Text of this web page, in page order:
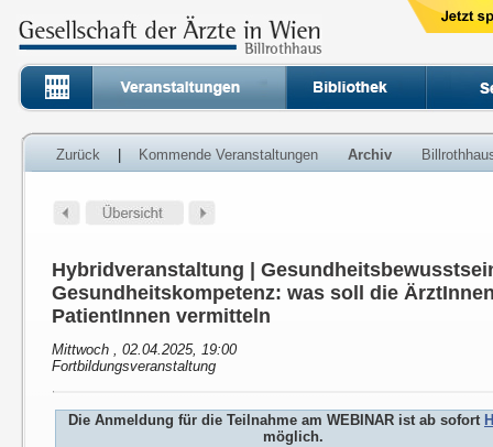
Zurück Kommende Veranstaltungen Archiv
Hybridveranstaltung |
Gesundheitskompetenz: was soll die
PatientInnen vermitteln
Mittwoch , 02.04.2025, 19:00
Fortbildungsveranstaltung
Die Anmeldung für die Teilnahme am WEBINAR ist ab sofort
möglich.